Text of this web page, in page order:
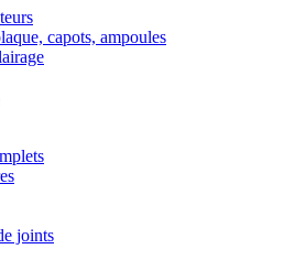
capots, ampoules
joints